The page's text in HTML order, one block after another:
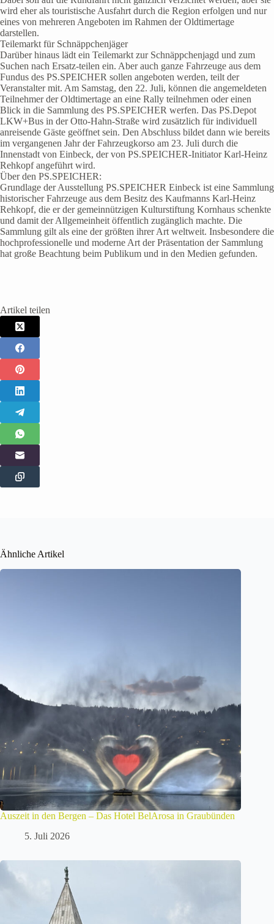
wird eher als touristische Ausfahrt durch die Region erfolgen und nur
eines von mehreren Angeboten im Rahmen der Oldtimertage
darstellen.
Teilemarkt für Schnäppchenjäger
Darüber hinaus lädt ein Teilemarkt zur Schnäppchenjagd und zum
Suchen nach Ersatz-teilen ein. Aber auch ganze Fahrzeuge aus dem
Fundus des PS.SPEICHER sollen angeboten werden, teilt der
Veranstalter mit. Am Samstag, den 22. Juli, können die angemeldeten
Teilnehmer der Oldtimertage an eine Rally teilnehmen oder einen
Blick in die Sammlung des PS.SPEICHER werfen. Das PS.Depot
LKW+Bus in der Otto-Hahn-Straße wird zusätzlich für individuell
anreisende Gäste geöffnet sein. Den Abschluss bildet dann wie bereits
im vergangenen Jahr der Fahrzeugkorso am 23. Juli durch die
Innenstadt von Einbeck, der von PS.SPEICHER-Initiator Karl-Heinz
Rehkopf angeführt wird.
Über den PS.SPEICHER:
Grundlage der Ausstellung PS.SPEICHER Einbeck ist eine Sammlung
historischer Fahrzeuge aus dem Besitz des Kaufmanns Karl-Heinz
Rehkopf, die er der gemeinnützigen Kulturstiftung Kornhaus schenkte
und damit der Allgemeinheit öffentlich zugänglich machte. Die
Sammlung gilt als eine der größten ihrer Art weltweit. Insbesondere die
hochprofessionelle und moderne Art der Präsentation der Sammlung
hat große Beachtung beim Publikum und in den Medien gefunden.
Artikel teilen
Ähnliche Artikel
Auszeit in den Bergen – Das Hotel BelArosa in Graubünden
5. Juli 2026